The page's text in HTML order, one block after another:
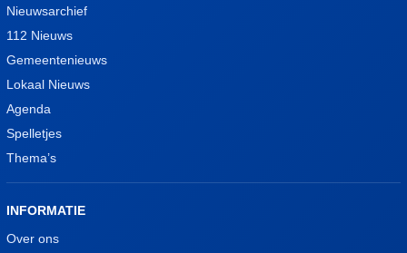
Nieuwsarchief
112 Nieuws
Gemeentenieuws
Lokaal Nieuws
Agenda
Spelletjes
Thema’s
INFORMATIE
Over ons